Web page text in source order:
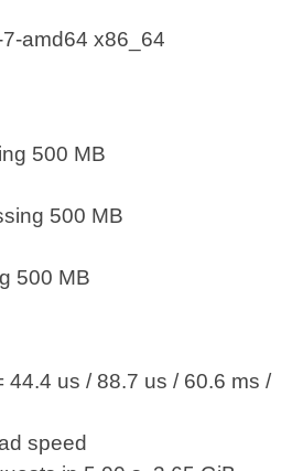
amd64 x86_64
500 MB
500 MB
500 MB
44.4 us / 88.7 us / 60.6 ms /
speed